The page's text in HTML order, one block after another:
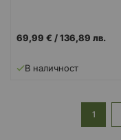
69,99 € /136,89 лв.
В наличност
В1